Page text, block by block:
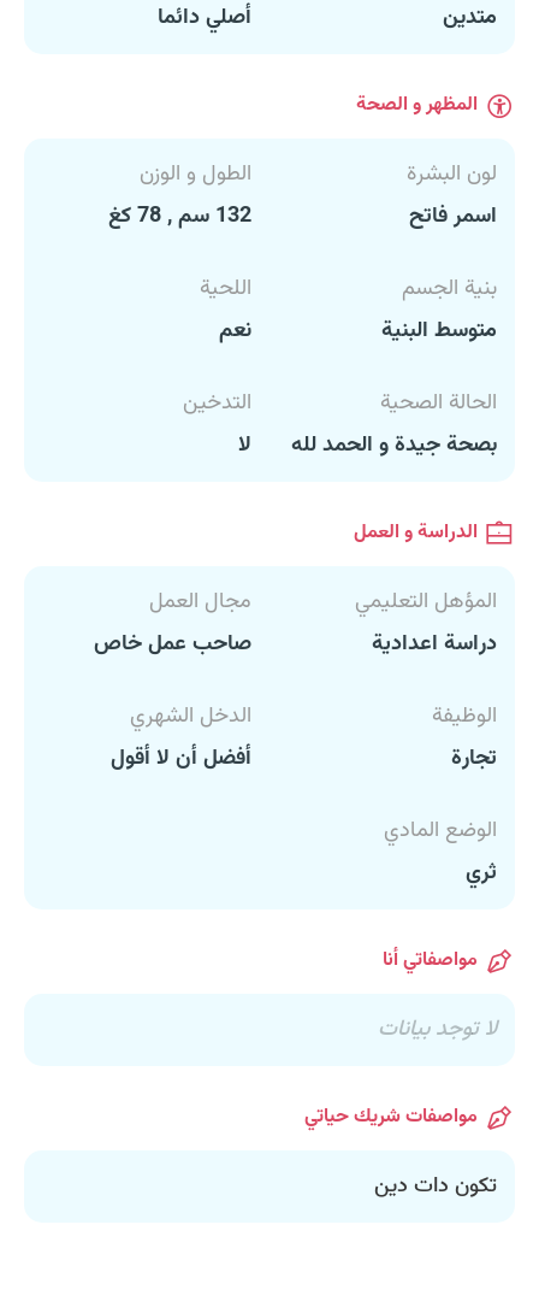
متدين
أصلي دائما
المظهر و الصحة
لون البشرة
اسمر فاتح
الطول و الوزن
132 سم , 78 كغ
بنية الجسم
متوسط البنية
اللحية
نعم
الحالة الصحية
بصحة جيدة و الحمد لله
التدخين
لا
الدراسة و العمل
المؤهل التعليمي
دراسة اعدادية
مجال العمل
صاحب عمل خاص
الوظيفة
تجارة
الدخل الشهري
أفضل أن لا أقول
الوضع المادي
ثري
مواصفاتي أنا
لا توجد بيانات
مواصفات شريك حياتي
تكون دات دين